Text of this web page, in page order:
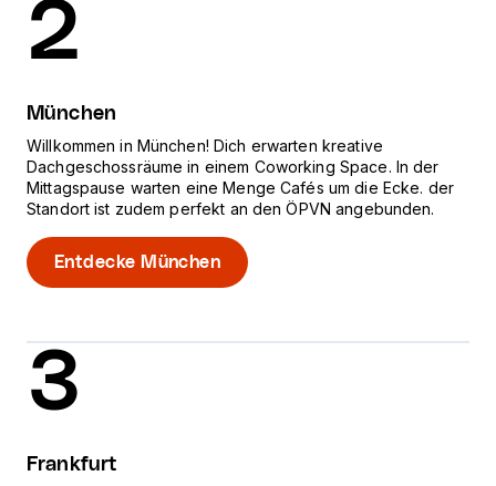
2
München
Willkommen in München! Dich erwarten kreative
Dachgeschossräume in einem Coworking Space. In der
Mittagspause warten eine Menge Cafés um die Ecke. der
Standort ist zudem perfekt an den ÖPVN angebunden.
Entdecke München
3
Frankfurt